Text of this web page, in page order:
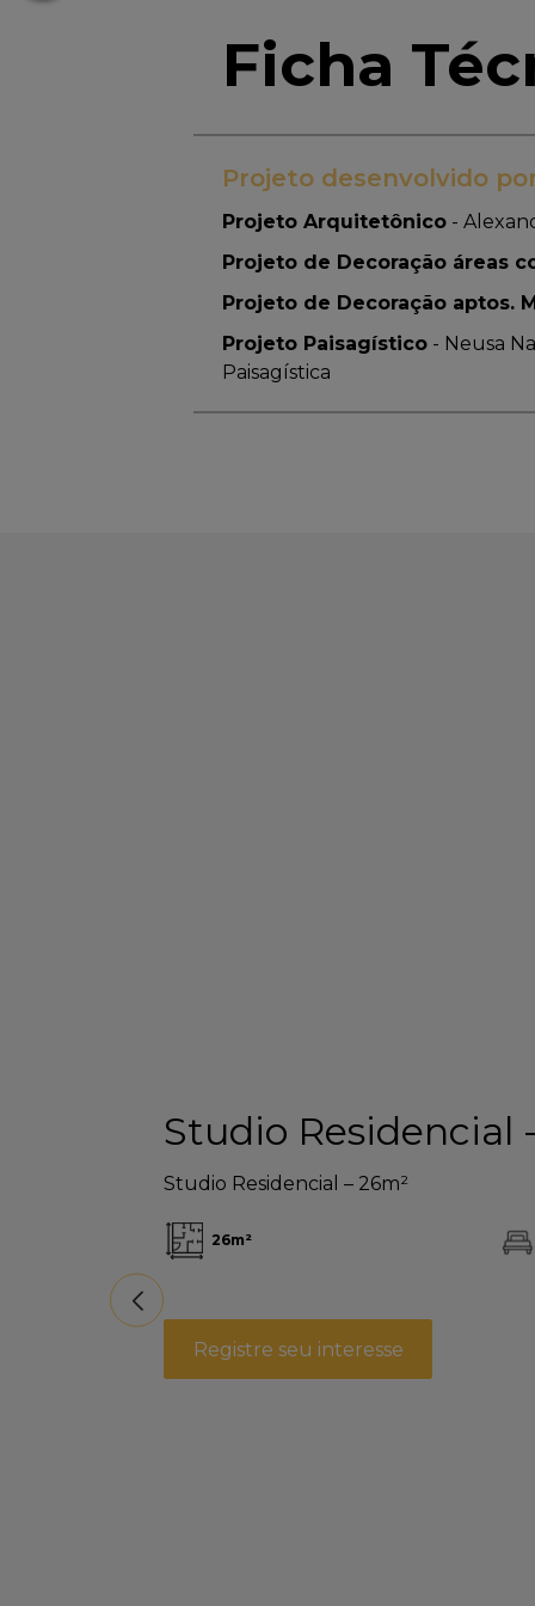
Ficha
Projeto desenvolvido
Projeto Arquitetônico-
Projeto de Decoração áreas
Projeto de Decoração aptos.
Projeto Paisagístico- Neusa
Paisagística
Studio Residencial
Studio Residencial – 26m²
26m²
Registre seu interesse